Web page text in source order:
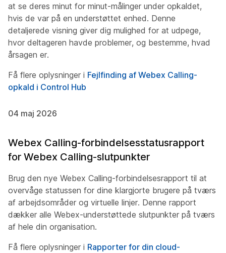
at se deres minut for minut-målinger under opkaldet,
hvis de var på en understøttet enhed. Denne
detaljerede visning giver dig mulighed for at udpege,
hvor deltageren havde problemer, og bestemme, hvad
årsagen er.
Få flere oplysninger i Fejlfinding af Webex Calling-
opkald i Control Hub
04 maj 2026
Webex Calling-forbindelsesstatusrapport
for Webex Calling-slutpunkter
Brug den nye Webex Calling-forbindelsesrapport til at
overvåge statussen for dine klargjorte brugere på tværs
af arbejdsområder og virtuelle linjer. Denne rapport
dækker alle Webex-understøttede slutpunkter på tværs
af hele din organisation.
Få flere oplysninger i Rapporter for din cloud-